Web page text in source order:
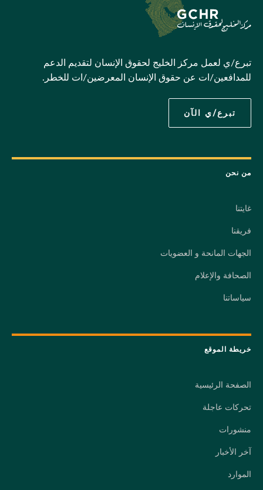
تبرع/ي لعمل مركز الخليج لحقوق الإنسان لتقديم الدعم
للمدافعين/ات عن حقوق الإنسان المعرضين/ات للخطر.
تبرع/ي الآن
من نحن
غايتنا
فريقنا
الجهات المانحة و العضويات
الصحافة والإعلام
سياساتنا
خريطة الموقع
الصفحة الرئيسية
تحركات عاجلة
منشورات
آخر الأخبار
الموارد